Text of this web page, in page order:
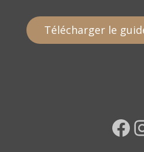
Télécharger le
Facebook